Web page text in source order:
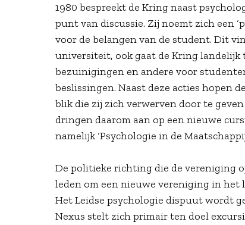
1980 bespreekt de Kring naast
punt van discussie. Zij noemt zich een
voor de belangen van de student. Dit
universiteit, ook gaat de Kring landelijk
bezuinigingen en andere voor
beslissingen. Naast deze acties hopen
blik die zij zich verwerven door te
dringen daarom aan op een nieuwe
namelijk ‘Psychologie in de
De politieke richting die de vereniging
leden om een nieuwe vereniging in het
Het Leidse psychologie dispuut wordt
Nexus stelt zich primair ten doel